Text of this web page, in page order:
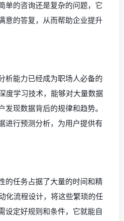
单的咨询还是复杂的问题，它
意的答复，从而帮助企业提升
析能力已经成为职场人必备的
度学习技术，能够对大量数据
现数据背后的规律和趋势。
进行预测分析，为用户提供有
的任务占据了大量的时间和精
化流程设计，将这些繁琐的任
设定好规则和条件，它就能自